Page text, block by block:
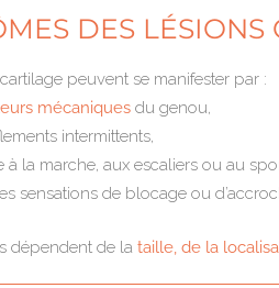
DES LÉSIONS
peuvent se manifester par :
mécaniques du genou,
intermittents,
à la marche, aux escaliers ou au
sensations de blocage ou
dépendent de la taille, de la